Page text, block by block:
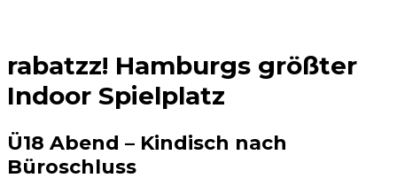
rabatzz! Hamburgs größter
Indoor Spielplatz
Ü18 Abend – Kindisch nach
Büroschluss